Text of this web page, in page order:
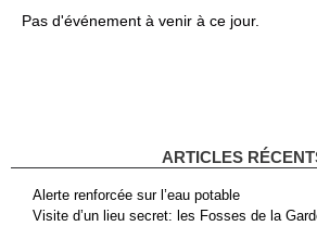
Pas d'événement à venir à ce jour.
ARTICLES
Alerte renforcée sur l’eau potable
Visite d’un lieu secret: les Fosses de la